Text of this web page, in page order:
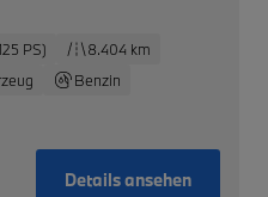
PS)
8.404 km
Benzin
Details ansehen